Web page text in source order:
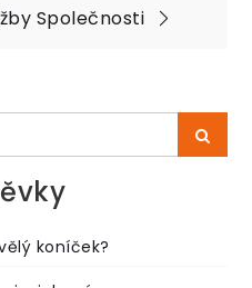
Společnosti
koníček?